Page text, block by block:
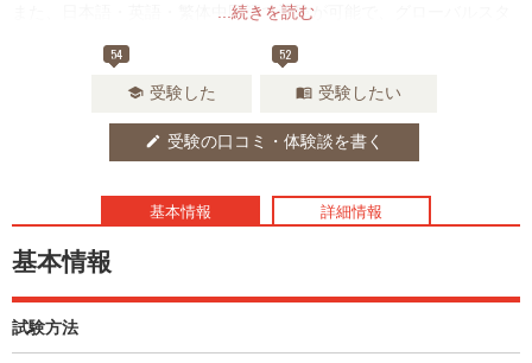
...続きを読む
また、日本語・英語・繁体中国語で受験が可能で、グローバルスタ
54
school 受験した
52
menu_book 受験したい
edit 受験の口コミ・体験談を書く
基本情報 詳細情報
基本情報
試験方法